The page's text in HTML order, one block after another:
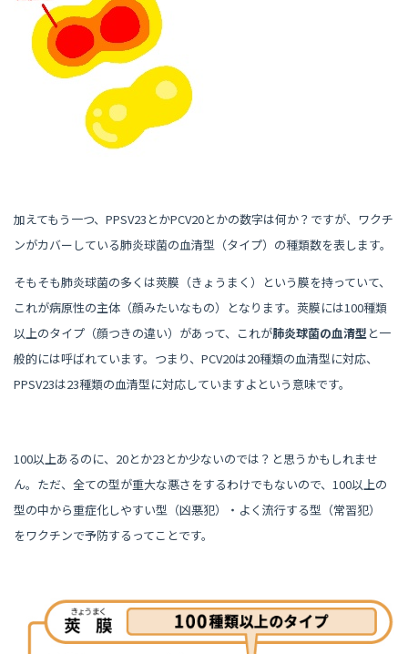
加えてもう一つ、PPSV23とかPCV20とかの数字は何か？ですが、ワクチ
ンがカバーしている肺炎球菌の血清型（タイプ）の種類数を表します。
そもそも肺炎球菌の多くは莢膜（きょうまく）という膜を持っていて、
これが病原性の主体（顔みたいなもの）となります。莢膜には100種類
以上のタイプ（顔つきの違い）があって、これが肺炎球菌の血清型と一
般的には呼ばれています。つまり、PCV20は20種類の血清型に対応、
PPSV23は23種類の血清型に対応していますよという意味です。
100以上あるのに、20とか23とか少ないのでは？と思うかもしれませ
ん。ただ、全ての型が重大な悪さをするわけでもないので、100以上の
型の中から重症化しやすい型（凶悪犯）・よく流行する型（常習犯）
をワクチンで予防するってことです。